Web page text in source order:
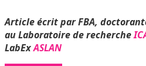
Article écrit par FBA,
au Laboratoire de recherche
LabExASLAN